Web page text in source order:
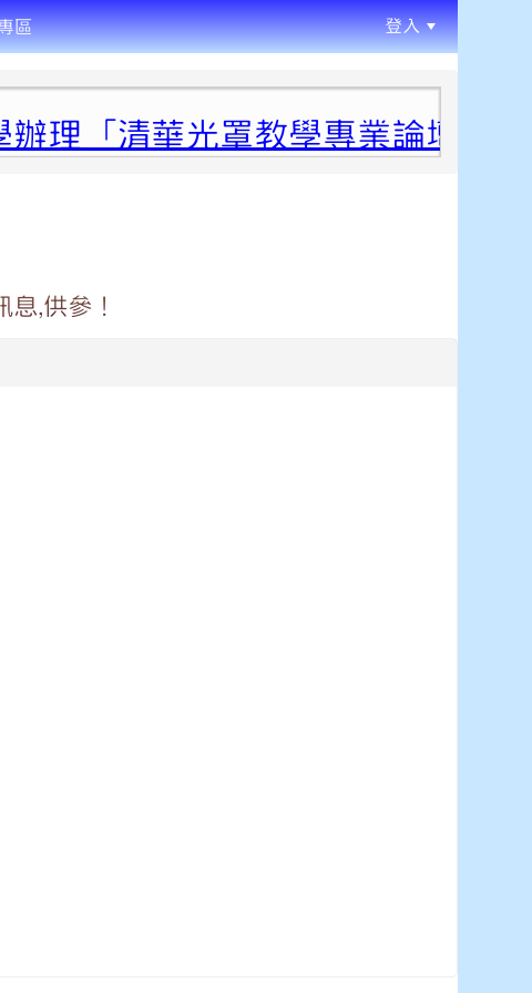
區 登入
「清華光罩教學專業論壇（六
,供參！